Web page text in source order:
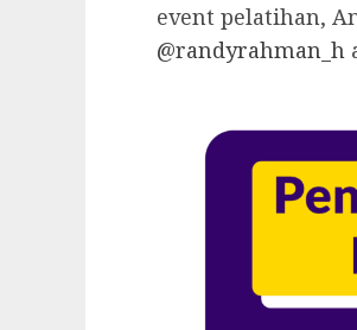
event pelatihan,
@randyrahman_h